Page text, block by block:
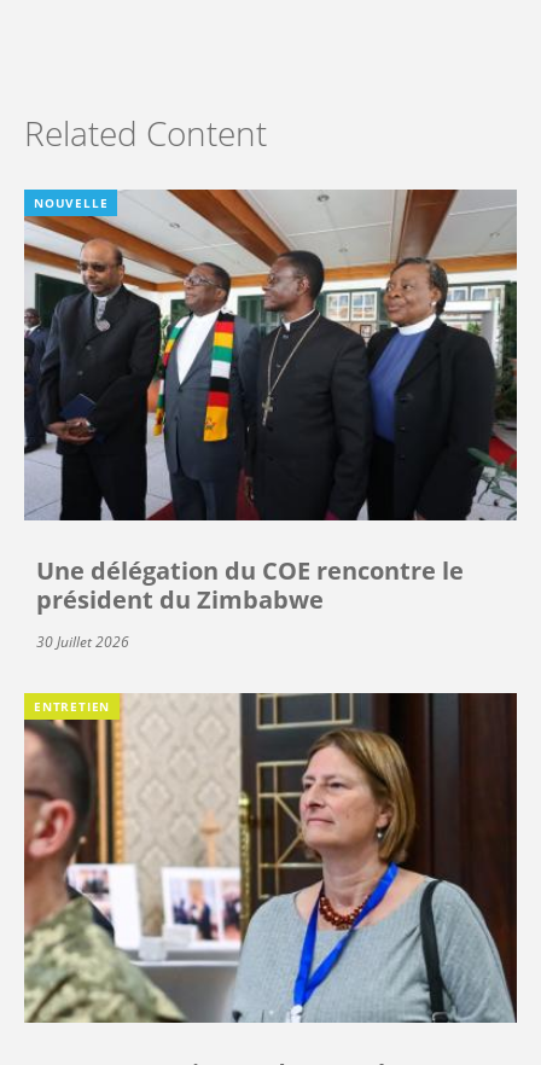
Related Content
NOUVELLE
Une délégation du COE rencontre le
président du Zimbabwe
30 Juillet 2026
ENTRETIEN